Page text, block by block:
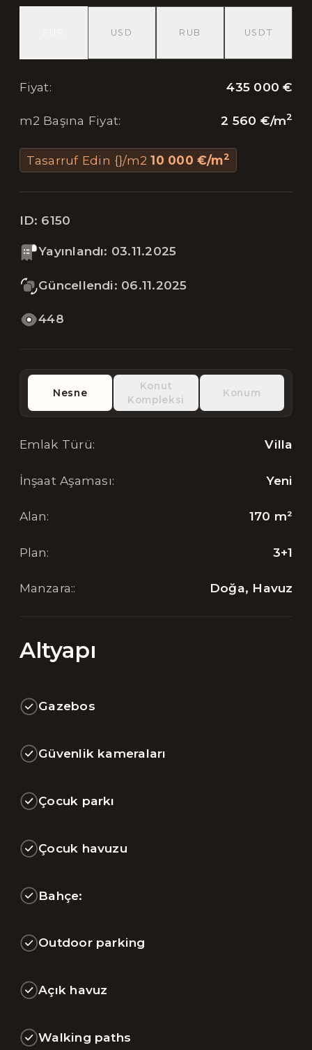
USD RUB USDT
Fiyat: 435 000 €
m2 Başına Fiyat: 2 560 €/m2
Tasarruf Edin {}/m2 10 000 €/m2
ID: 6150
Yayınlandı: 03.11.2025
Güncellendi: 06.11.2025
448
Nesne
Konut
Kompleksi
Konum
Emlak Türü: Villa
İnşaat Aşaması: Yeni
Alan: 170 m²
Plan: 3+1
Manzara:: Doğa, Havuz
Altyapı
Gazebos
Güvenlik kameraları
Çocuk parkı
Çocuk havuzu
Bahçe:
Outdoor parking
Açık havuz
Walking paths